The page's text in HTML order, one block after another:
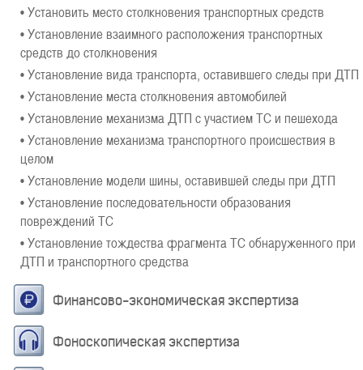
• Установить место столкновения транспортных средств
• Установление взаимного расположения транспортных
средств до столкновения
• Установление вида транспорта, оставившего следы при ДТП
• Установление места столкновения автомобилей
• Установление механизма ДТП с участием ТС и пешехода
• Установление механизма транспортного происшествия в
целом
• Установление модели шины, оставившей следы при ДТП
• Установление последовательности образования
повреждений ТС
• Установление тождества фрагмента ТС обнаруженного при
ДТП и транспортного средства
Финансово-экономическая экспертиза
Фоноскопическая экспертиза